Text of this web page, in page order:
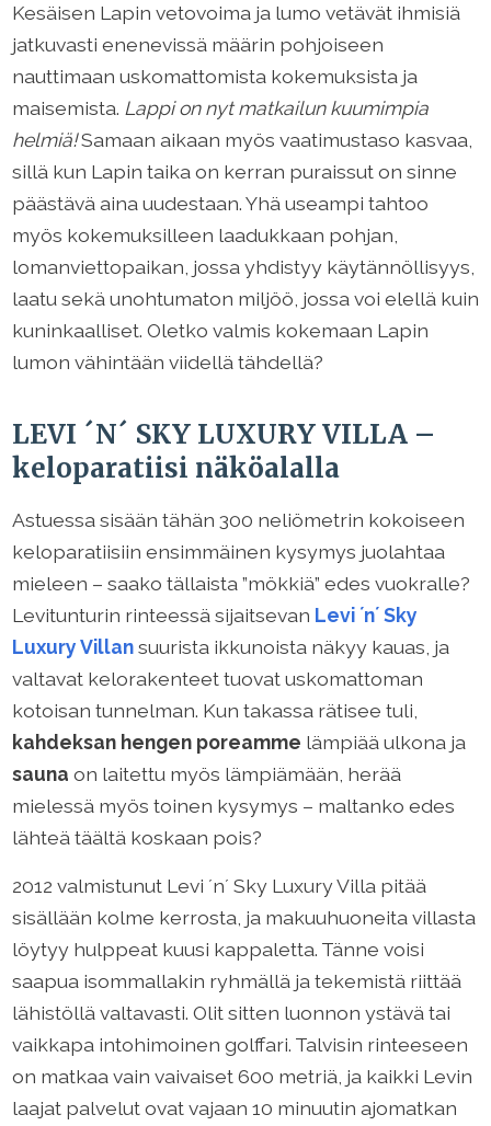
Kesäisen Lapin vetovoima ja lumo vetävät ihmisiä
jatkuvasti enenevissä määrin pohjoiseen
nauttimaan uskomattomista kokemuksista ja
maisemista. Lappi on nyt matkailun kuumimpia
helmiä!Samaan aikaan myös vaatimustaso kasvaa,
sillä kun Lapin taika on kerran puraissut on sinne
päästävä aina uudestaan. Yhä useampi tahtoo
myös kokemuksilleen laadukkaan pohjan,
lomanviettopaikan, jossa yhdistyy käytännöllisyys,
laatu sekä unohtumaton miljöö, jossa voi elellä kuin
kuninkaalliset. Oletko valmis kokemaan Lapin
lumon vähintään viidellä tähdellä?
LEVI ´N´ SKY LUXURY VILLA –
keloparatiisi näköalalla
Astuessa sisään tähän 300 neliömetrin kokoiseen
keloparatiisiin ensimmäinen kysymys juolahtaa
mieleen – saako tällaista ”mökkiä” edes vuokralle?
Levitunturin rinteessä sijaitsevan Levi ´n´ Sky
Luxury Villansuurista ikkunoista näkyy kauas, ja
valtavat kelorakenteet tuovat uskomattoman
kotoisan tunnelman. Kun takassa rätisee tuli,
kahdeksan hengen poreamme lämpiää ulkona ja
sauna on laitettu myös lämpiämään, herää
mielessä myös toinen kysymys – maltanko edes
lähteä täältä koskaan pois?
2012 valmistunut Levi ´n´ Sky Luxury Villa pitää
sisällään kolme kerrosta, ja makuuhuoneita villasta
löytyy hulppeat kuusi kappaletta. Tänne voisi
saapua isommallakin ryhmällä ja tekemistä riittää
lähistöllä valtavasti. Olit sitten luonnon ystävä tai
vaikkapa intohimoinen golffari. Talvisin rinteeseen
on matkaa vain vaivaiset 600 metriä, ja kaikki Levin
laajat palvelut ovat vajaan 10 minuutin ajomatkan